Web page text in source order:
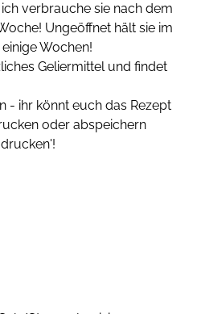
verbrauche sie nach dem
Ungeöffnet hält sie im
Wochen!
Geliermittel und findet
- ihr könnt euch das Rezept
oder abspeichern